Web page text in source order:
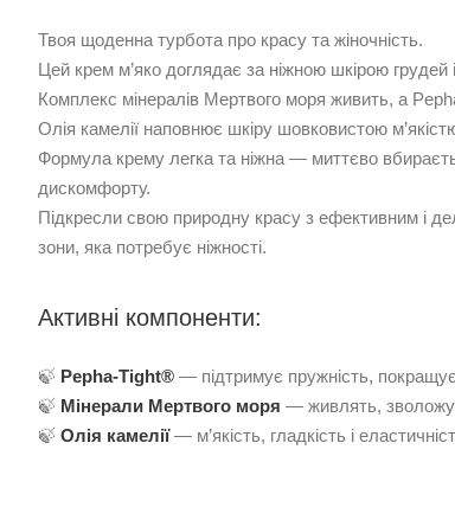
Твоя щоденна турбота про красу та жіночність.
Цей крем м’яко доглядає за ніжною шкірою грудей
Комплекс мінералів Мертвого моря живить, а
Олія камелії наповнює шкіру шовковистою
Формула крему легка та ніжна — миттєво
дискомфорту.
Підкресли свою природну красу з ефективним і
зони, яка потребує ніжності.
Активні компоненти:
🍃 Pepha-Tight® — підтримує пружність,
🍃 Мінерали Мертвого моря — живлять,
🍃 Олія камелії— м’якість, гладкість і